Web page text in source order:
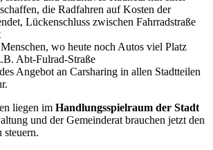
die Radfahren auf Kosten der
Lückenschluss zwischen Fahrradstraße
wo heute noch Autos viel Platz
Abt-Fulrad-Straße
Angebot an Carsharing in allen Stadtteilen
liegen im Handlungsspielraum der Stadt
und der Gemeinderat brauchen jetzt den